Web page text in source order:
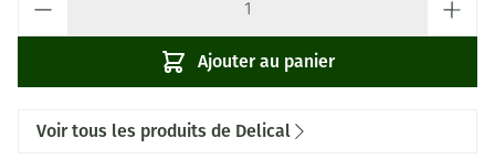
Ajouter au panier
Voir tous les produits de Delical